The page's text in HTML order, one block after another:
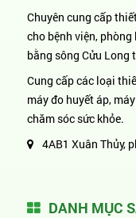
Chuyên cung cấp
cho bệnh viện,
bằng sông Cửu Long
Cung cấp các loại
máy đo huyết áp,
chăm sóc sức khỏe.
4AB1 Xuân Thủy,
DANH MỤC